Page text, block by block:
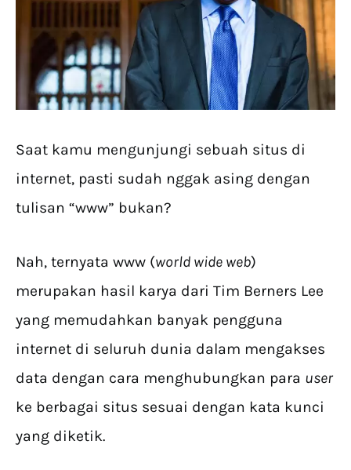
Saat kamu mengunjungi sebuah situs di
internet, pasti sudah nggak asing dengan
tulisan “www” bukan?
Nah, ternyata www (world wide web)
merupakan hasil karya dari Tim Berners Lee
yang memudahkan banyak pengguna
internet di seluruh dunia dalam mengakses
data dengan cara menghubungkan para user
ke berbagai situs sesuai dengan kata kunci
yang diketik.